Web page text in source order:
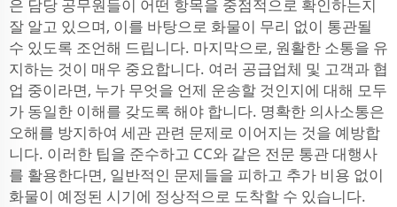
은 담당 공무원들이 어떤 항목을 중점적으로 확인하는지
잘 알고 있으며, 이를 바탕으로 화물이 무리 없이 통관될
수 있도록 조언해 드립니다. 마지막으로, 원활한 소통을 유
지하는 것이 매우 중요합니다. 여러 공급업체 및 고객과 협
업 중이라면, 누가 무엇을 언제 운송할 것인지에 대해 모두
가 동일한 이해를 갖도록 해야 합니다. 명확한 의사소통은
오해를 방지하여 세관 관련 문제로 이어지는 것을 예방합
니다. 이러한 팁을 준수하고 CC와 같은 전문 통관 대행사
를 활용한다면, 일반적인 문제들을 피하고 추가 비용 없이
화물이 예정된 시기에 정상적으로 도착할 수 있습니다.